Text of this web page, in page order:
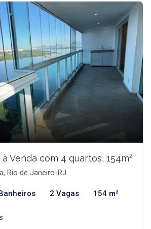
Venda com 4 quartos, 154m²
Rio de Janeiro-RJ
2 Vagas 154 m²